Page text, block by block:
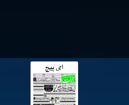
ای پیج